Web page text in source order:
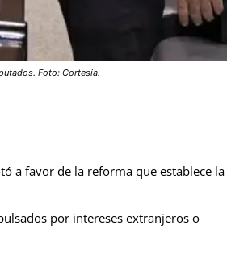
Foto: Cortesía.
a favor de la reforma que establece la
por intereses extranjeros o